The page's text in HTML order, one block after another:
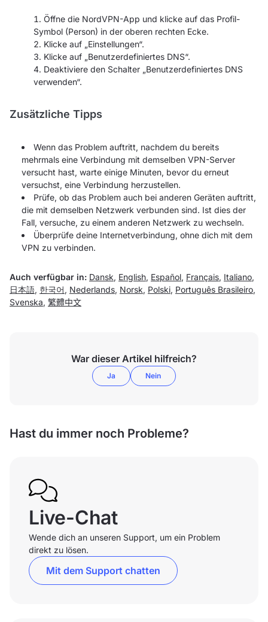
Öffne die NordVPN-App und klicke auf das Profil-
Symbol (Person) in der oberen rechten Ecke.
Klicke auf „Einstellungen“.
Klicke auf „Benutzerdefiniertes DNS“.
Deaktiviere den Schalter „Benutzerdefiniertes DNS
verwenden“.
Zusätzliche Tipps
Wenn das Problem auftritt, nachdem du bereits
mehrmals eine Verbindung mit demselben VPN-Server
versucht hast, warte einige Minuten, bevor du erneut
versuchst, eine Verbindung herzustellen.
Prüfe, ob das Problem auch bei anderen Geräten auftritt,
die mit demselben Netzwerk verbunden sind. Ist dies der
Fall, versuche, zu einem anderen Netzwerk zu wechseln.
Überprüfe deine Internetverbindung, ohne dich mit dem
VPN zu verbinden.
Auch verfügbar in: Dansk, English, Español, Français, Italiano,
日本語, 한국어 , Nederlands, Norsk, Polski, Português Brasileiro,
Svenska, 繁體中文
War dieser Artikel hilfreich?
Ja Nein
Hast du immer noch Probleme?
Live-Chat
Wende dich an unseren Support, um ein Problem
direkt zu lösen.
Mit dem Support chatten